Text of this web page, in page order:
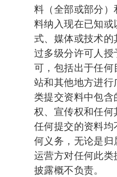
料（全部或部分
料纳入现在已知
式、媒体或技术
过多级分许可人
可，包括出于任
站和其他地方进
类提交资料中包
权、宣传权和任何
任何提交的资料
何义务，无论是归
运营方对任何此
披露概不负责。